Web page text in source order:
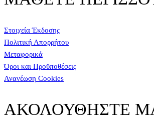
Στοιχεία Έκδοσης
Πολιτική Απορρήτου
Μεταφορικά
Όροι και Προϋποθέσεις
Ανανέωση Cookies
ΑΚΟΛΟΥΘΗΣΤΕ